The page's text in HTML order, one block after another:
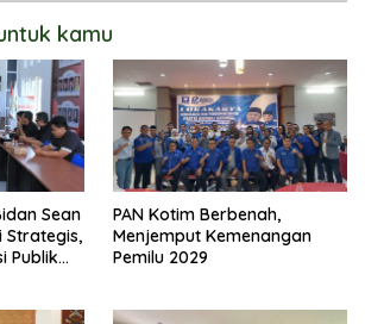
kamu
Sean
Strategis,
Publik
PAN Kotim Berbenah,
Menjemput Kemenangan
Pemilu 2029